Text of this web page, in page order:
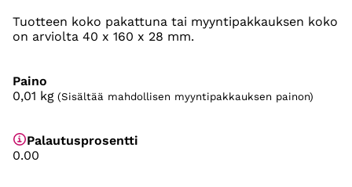
Tuotteen koko pakattuna tai myyntipakkauksen koko
on arviolta 40 x 160 x 28 mm.
Paino
0,01 kg (Sisältää mahdollisen myyntipakkauksen painon)
Palautusprosentti
0.00